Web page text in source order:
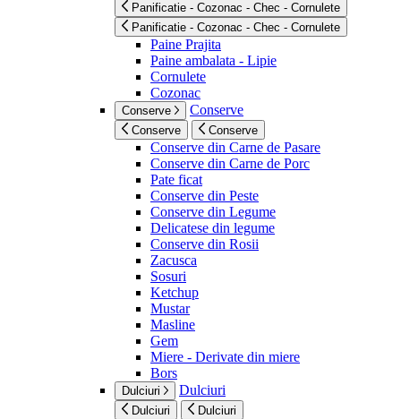
Panificatie - Cozonac - Chec - Cornulete
Panificatie - Cozonac - Chec - Cornulete
Paine Prajita
Paine ambalata - Lipie
Cornulete
Cozonac
Conserve Conserve
Conserve Conserve
Conserve din Carne de Pasare
Conserve din Carne de Porc
Pate ficat
Conserve din Peste
Conserve din Legume
Delicatese din legume
Conserve din Rosii
Zacusca
Sosuri
Ketchup
Mustar
Masline
Gem
Miere - Derivate din miere
Bors
Dulciuri Dulciuri
Dulciuri Dulciuri